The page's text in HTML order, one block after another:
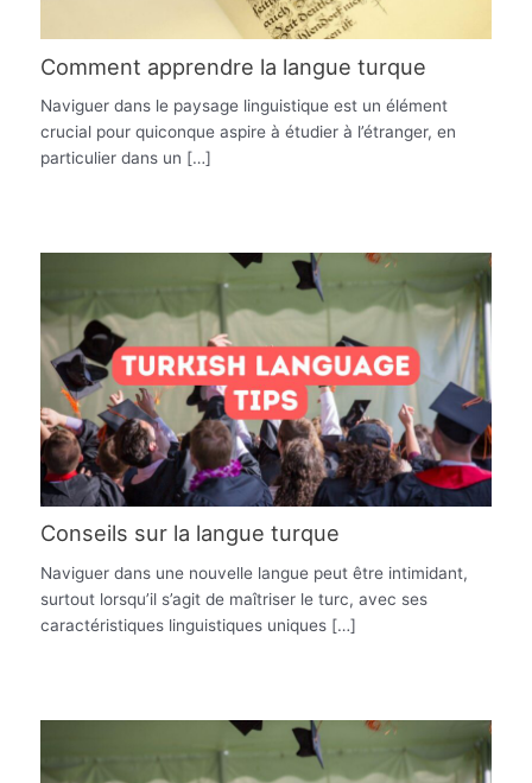
Comment apprendre la langue turque
Naviguer dans le paysage linguistique est un élément
crucial pour quiconque aspire à étudier à l’étranger, en
particulier dans un […]
Conseils sur la langue turque
Naviguer dans une nouvelle langue peut être intimidant,
surtout lorsqu’il s’agit de maîtriser le turc, avec ses
caractéristiques linguistiques uniques […]